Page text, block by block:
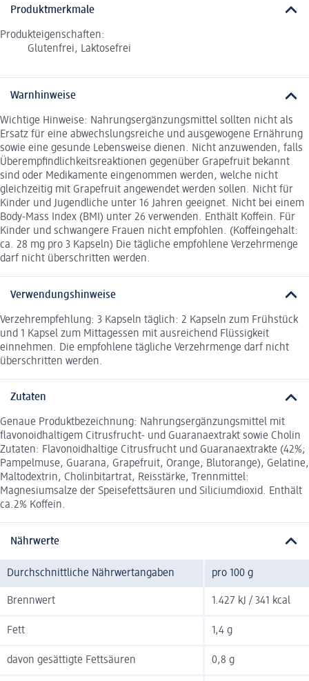
Produktmerkmale
Produkteigenschaften:
Glutenfrei, Laktosefrei
Warnhinweise
Wichtige Hinweise: Nahrungsergänzungsmittel sollten nicht als
Ersatz für eine abwechslungsreiche und ausgewogene Ernährung
sowie eine gesunde Lebensweise dienen. Nicht anzuwenden, falls
Überempfindlichkeitsreaktionen gegenüber Grapefruit bekannt
sind oder Medikamente eingenommen werden, welche nicht
gleichzeitig mit Grapefruit angewendet werden sollen. Nicht für
Kinder und Jugendliche unter 16 Jahren geeignet. Nicht bei einem
Body-Mass Index (BMI) unter 26 verwenden. Enthält Koffein. Für
Kinder und schwangere Frauen nicht empfohlen. (Koffeingehalt:
ca. 28 mg pro 3 Kapseln) Die tägliche empfohlene Verzehrmenge
darf nicht überschritten werden.
Verwendungshinweise
Verzehrempfehlung: 3 Kapseln täglich: 2 Kapseln zum Frühstück
und 1 Kapsel zum Mittagessen mit ausreichend Flüssigkeit
einnehmen. Die empfohlene tägliche Verzehrmenge darf nicht
überschritten werden.
Zutaten
Genaue Produktbezeichnung: Nahrungsergänzungsmittel mit
flavonoidhaltigem Citrusfrucht­- und Guaranaextrakt sowie Cholin
Zutaten: Flavonoidhaltige Citrusfrucht und Guaranaextrakte (42%;
Pampelmuse, Guarana, Grapefruit, Orange, Blutorange), Gelatine,
Maltodextrin, Cholinbitartrat, Reisstärke, Trennmittel:
Magnesiumsalze der Speisefettsäuren und Siliciumdioxid. Enthält
ca.2% Koffein.
Nährwerte
Durchschnittliche Nährwertangaben pro 100 g
Brennwert 1.427 kJ / 341 kcal
Fett 1,4 g
davon gesättigte Fettsäuren 0,8 g